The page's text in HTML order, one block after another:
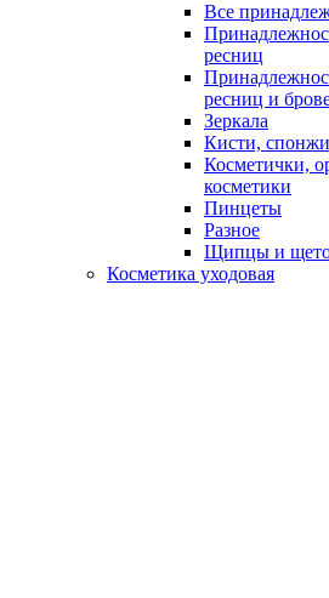
Все
ресниц
ресниц и
Зеркала
Кисти,
Косметички,
косметики
Пинцеты
Разное
Щипцы и
Косметика уходовая